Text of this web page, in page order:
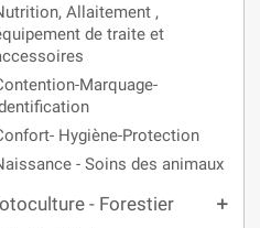
Allaitement ,
de traite et
Marquage-
Hygiène-Protection
- Soins des animaux
- Forestier add